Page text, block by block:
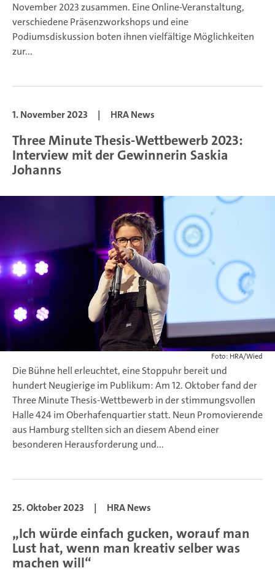
November 2023 zusammen. Eine Online-Veranstaltung,
verschiedene Präsenzworkshops und eine
Podiumsdiskussion boten ihnen vielfältige Möglichkeiten
zur...
1. November 2023 | HRA News
Three Minute Thesis-Wettbewerb 2023:
Interview mit der Gewinnerin Saskia
Johanns
Foto: HRA/Wied
Die Bühne hell erleuchtet, eine Stoppuhr bereit und
hundert Neugierige im Publikum: Am 12. Oktober fand der
Three Minute Thesis-Wettbewerb in der stimmungsvollen
Halle 424 im Oberhafenquartier statt. Neun Promovierende
aus Hamburg stellten sich an diesem Abend einer
besonderen Herausforderung und...
25. Oktober 2023 | HRA News
„Ich würde einfach gucken, worauf man
Lust hat, wenn man kreativ selber was
machen will“